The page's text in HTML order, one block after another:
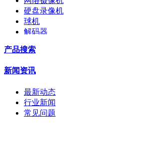
硬盘录像机
球机
解码器
配件
拼接屏
安检门
工程宝
海康机器人
产品搜索
新闻资讯
最新动态
行业新闻
常见问题